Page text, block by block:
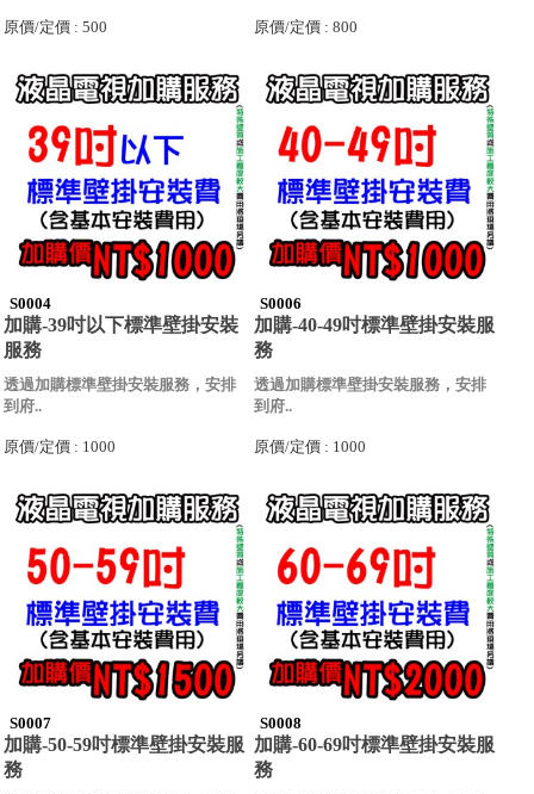
原價/定價 : 500 原價/定價 : 800
S0004
加購-39吋以下標準壁掛安裝
服務
透過加購標準壁掛安裝服務，安排
到府..
原價/定價 : 1000
S0006
加購-40-49吋標準壁掛安裝服
務
透過加購標準壁掛安裝服務，安排
到府..
原價/定價 : 1000
S0007
加購-50-59吋標準壁掛安裝服
務
S0008
加購-60-69吋標準壁掛安裝服
務